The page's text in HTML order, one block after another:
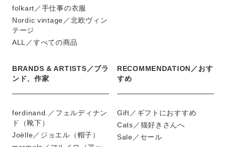
folkart／手仕事の衣服
Nordic vintage／北欧ヴィン
テージ
ALL／すべての商品
BRANDS & ARTISTS／ブラ
ンド、作家
ferdinand.／フェルディナン
ド（靴下）
Joëlle／ジョエル（帽子）
RECOMMENDATION／おす
すめ
Gift／ギフトにおすすめ
Cats／猫好きさんへ
Sale／セール